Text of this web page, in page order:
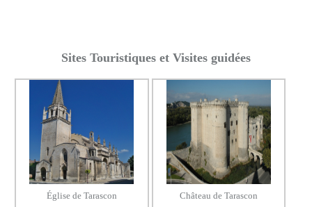
Sites Touristiques et Visites guidées
Église de Tarascon Château de Tarascon